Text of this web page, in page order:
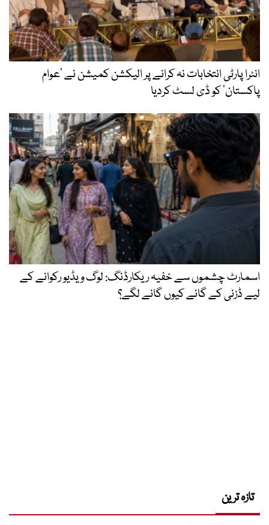
انٹرا پارٹی انتخابات نہ کرانے پر الیکشن کمیشن نے ’عوام
پاکستان‘ کو ڈی لسٹ کردیا
اسمارٹ چشموں سے خفیہ ریکارڈنگ: لوگ ویڈیو رکوانے کے
لیے ڈزنی کے گانے کیوں گانے لگے؟
تازہ ترین